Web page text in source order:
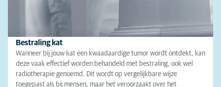
Bestraling kat
Wanneer bij jouw kat een kwaadaardige tumor wordt ontdekt, kan
deze vaak effectief worden behandeld met bestraling, ook wel
radiotherapie genoemd. Dit wordt op vergelijkbare wijze
toegepast als bij mensen, maar het veroorzaakt over het